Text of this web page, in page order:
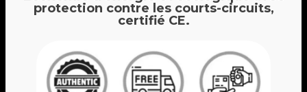
protection contre les courts-circuits,
certifié CE.